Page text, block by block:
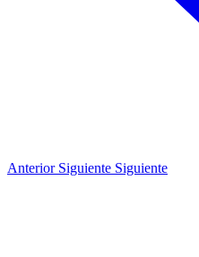
Anterior Siguiente Siguiente